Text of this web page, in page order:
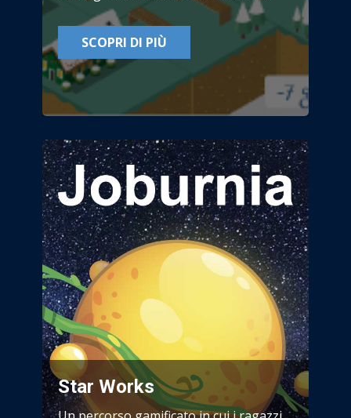
SCOPRI DI PIÙ
Star Works
Un percorso gamificato in cui i ragazzi